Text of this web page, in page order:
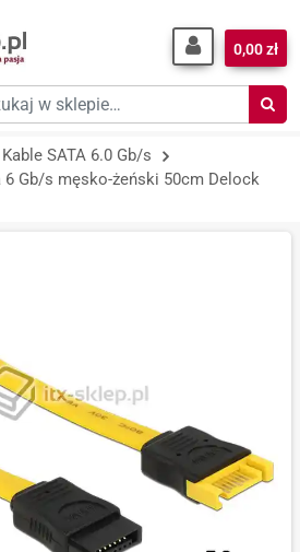
0,00 zł
Kable SATA 6.0 Gb/s
6 Gb/s męsko-żeński 50cm Delock